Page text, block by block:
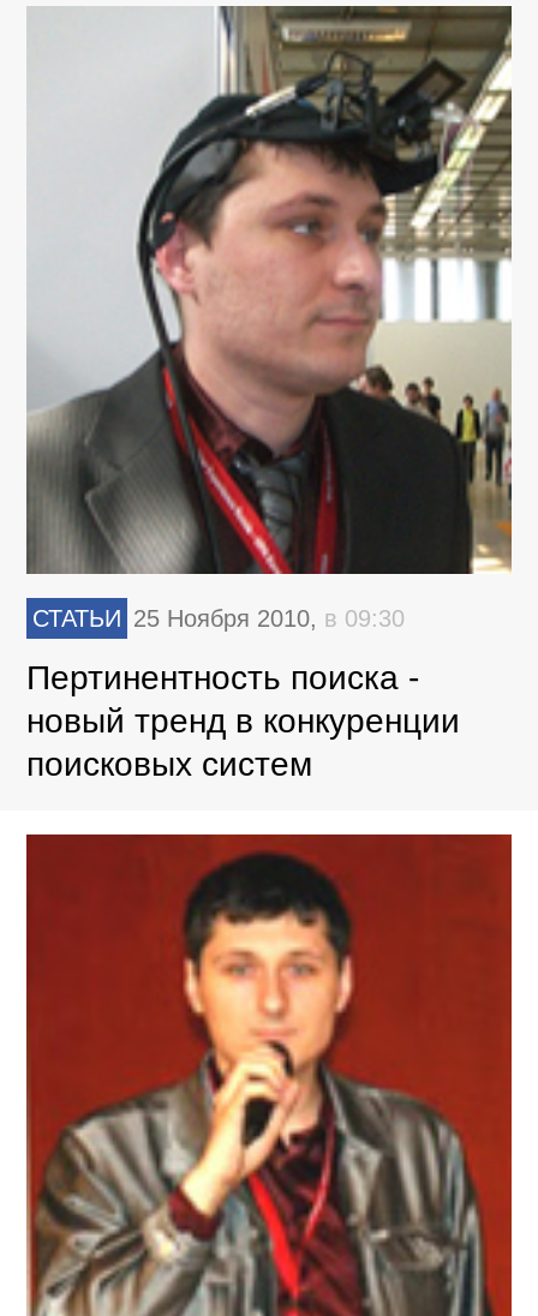
СТАТЬИ 25 Ноября 2010, в 09:30
Пертинентность поиска -
новый тренд в конкуренции
поисковых систем